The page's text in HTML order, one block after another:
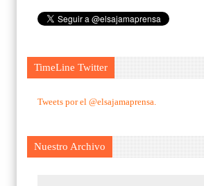
TimeLine Twitter
Tweets por el @elsajamaprensa.
Nuestro Archivo